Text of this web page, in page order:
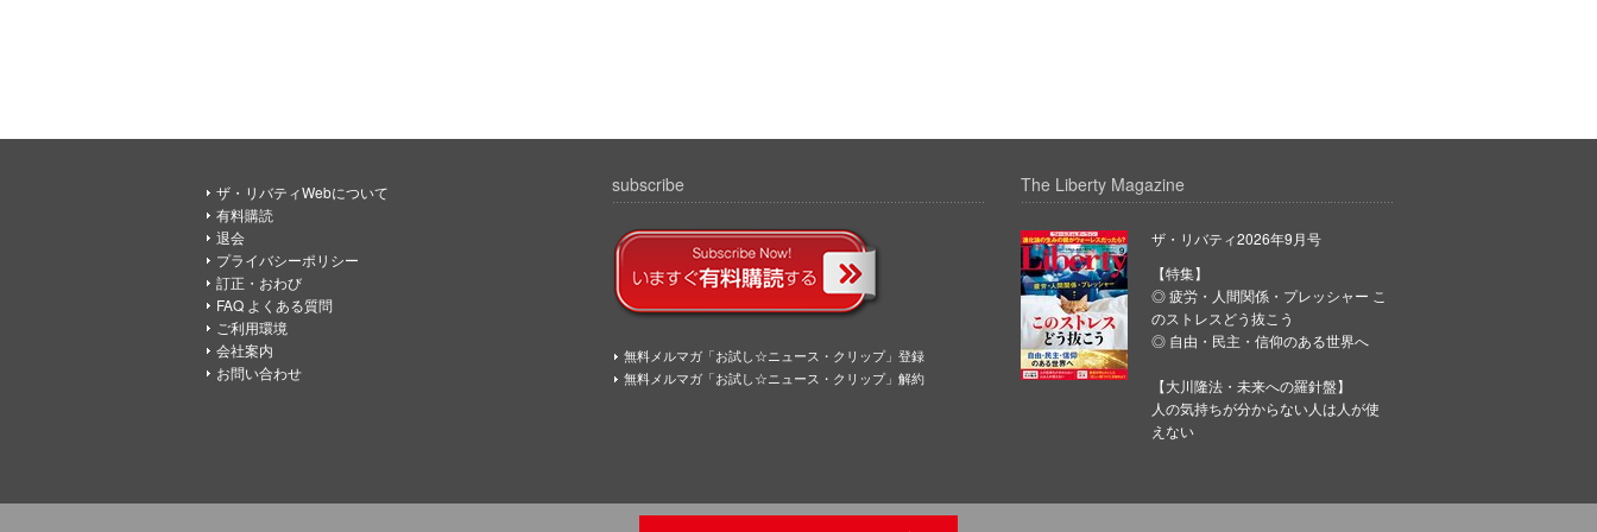
ザ・リバティWebについて
有料購読
退会
プライバシーポリシー
訂正・おわび
FAQ よくある質問
ご利用環境
会社案内
お問い合わせ
subscribe
無料メルマガ「お試し☆ニュース・クリップ」登録
無料メルマガ「お試し☆ニュース・クリップ」解約
The Liberty Magazine
ザ・リバティ2026年9月号
【特集】
◎ 疲労・人間関係・プレッシャー こ
のストレスどう抜こう
◎ 自由・民主・信仰のある世界へ
【大川隆法・未来への羅針盤】
人の気持ちが分からない人は人が使
えない